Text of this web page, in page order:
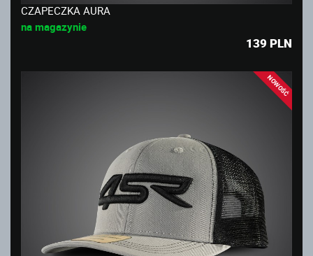
CZAPECZKA AURA
na magazynie
139 PLN
NOWOŚĆ